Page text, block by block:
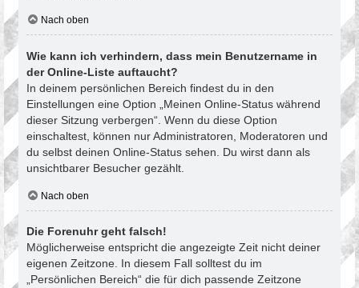
Nach oben
Wie kann ich verhindern, dass mein Benutzername in
der Online-Liste auftaucht?
In deinem persönlichen Bereich findest du in den
Einstellungen eine Option „Meinen Online-Status während
dieser Sitzung verbergen“. Wenn du diese Option
einschaltest, können nur Administratoren, Moderatoren und
du selbst deinen Online-Status sehen. Du wirst dann als
unsichtbarer Besucher gezählt.
Nach oben
Die Forenuhr geht falsch!
Möglicherweise entspricht die angezeigte Zeit nicht deiner
eigenen Zeitzone. In diesem Fall solltest du im
„Persönlichen Bereich“ die für dich passende Zeitzone